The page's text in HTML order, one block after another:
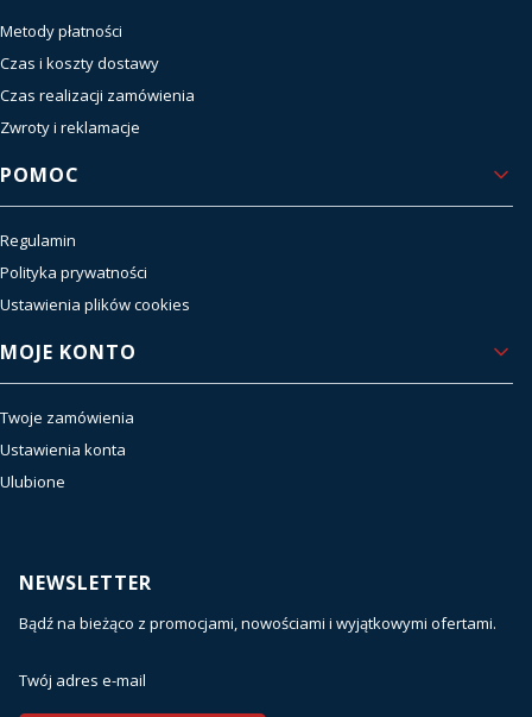
Metody płatności
Czas i koszty dostawy
Czas realizacji zamówienia
Zwroty i reklamacje
POMOC
Regulamin
Polityka prywatności
Ustawienia plików cookies
MOJE KONTO
Twoje zamówienia
Ustawienia konta
Ulubione
NEWSLETTER
Bądź na bieżąco z promocjami, nowościami i wyjątkowymi ofertami.
Twój adres e-mail